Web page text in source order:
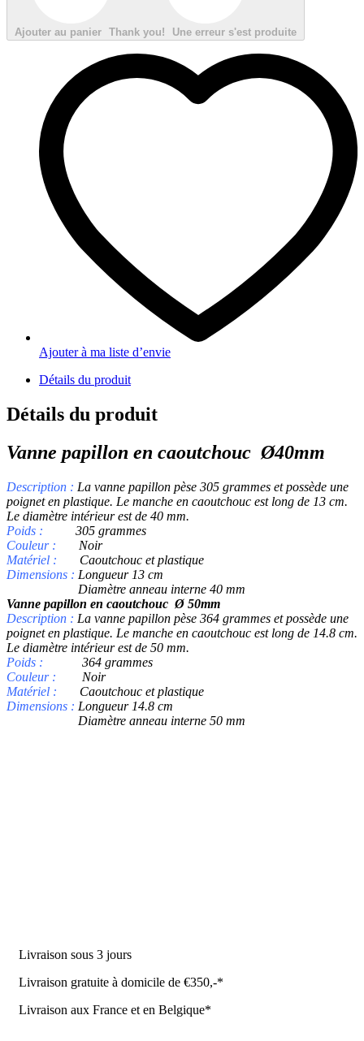
Ajouter au panier Thank you! Une erreur s'est produite
Ajouter à ma liste d’envie
Détails du produit
Détails du produit
Vanne papillon en caoutchouc Ø40mm
Description : La vanne papillon pèse 305 grammes et possède une
poignet en plastique. Le manche en caoutchouc est long de 13 cm.
Le diamètre intérieur est de 40 mm.
Poids : 305 grammes
Couleur : Noir
Matériel : Caoutchouc et plastique
Dimensions : Longueur 13 cm
Diamètre anneau interne 40 mm
Vanne papillon en caoutchouc Ø 50mm
Description : La vanne papillon pèse 364 grammes et possède une
poignet en plastique. Le manche en caoutchouc est long de 14.8 cm.
Le diamètre intérieur est de 50 mm.
Poids : 364 grammes
Couleur : Noir
Matériel : Caoutchouc et plastique
Dimensions : Longueur 14.8 cm
Diamètre anneau interne 50 mm
Livraison sous 3 jours
Livraison gratuite à domicile de €350,-*
Livraison aux France et en Belgique*